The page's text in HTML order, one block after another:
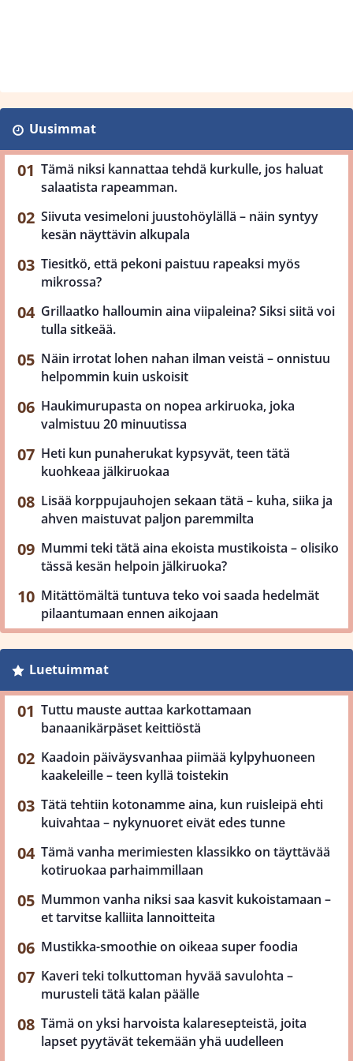
Uusimmat
Tämä niksi kannattaa tehdä kurkulle, jos haluat
salaatista rapeamman.
Siivuta vesimeloni juustohöylällä – näin syntyy
kesän näyttävin alkupala
Tiesitkö, että pekoni paistuu rapeaksi myös
mikrossa?
Grillaatko halloumin aina viipaleina? Siksi siitä voi
tulla sitkeää.
Näin irrotat lohen nahan ilman veistä – onnistuu
helpommin kuin uskoisit
Haukimurupasta on nopea arkiruoka, joka
valmistuu 20 minuutissa
Heti kun punaherukat kypsyvät, teen tätä
kuohkeaa jälkiruokaa
Lisää korppujauhojen sekaan tätä – kuha, siika ja
ahven maistuvat paljon paremmilta
Mummi teki tätä aina ekoista mustikoista – olisiko
tässä kesän helpoin jälkiruoka?
Mitättömältä tuntuva teko voi saada hedelmät
pilaantumaan ennen aikojaan
Luetuimmat
Tuttu mauste auttaa karkottamaan
banaanikärpäset keittiöstä
Kaadoin päiväysvanhaa piimää kylpyhuoneen
kaakeleille – teen kyllä toistekin
Tätä tehtiin kotonamme aina, kun ruisleipä ehti
kuivahtaa – nykynuoret eivät edes tunne
Tämä vanha merimiesten klassikko on täyttävää
kotiruokaa parhaimmillaan
Mummon vanha niksi saa kasvit kukoistamaan –
et tarvitse kalliita lannoitteita
Mustikka-smoothie on oikeaa super foodia
Kaveri teki tolkuttoman hyvää savulohta –
murusteli tätä kalan päälle
Tämä on yksi harvoista kalaresepteistä, joita
lapset pyytävät tekemään yhä uudelleen